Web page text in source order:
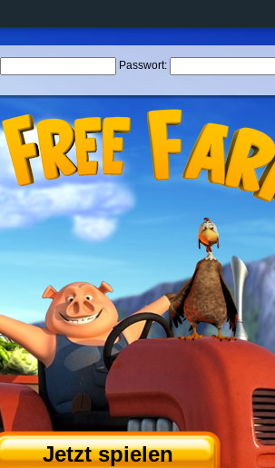
Passwort:
Jetzt spielen